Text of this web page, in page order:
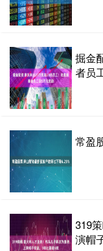
掘金
者员
常盈
319
演帽